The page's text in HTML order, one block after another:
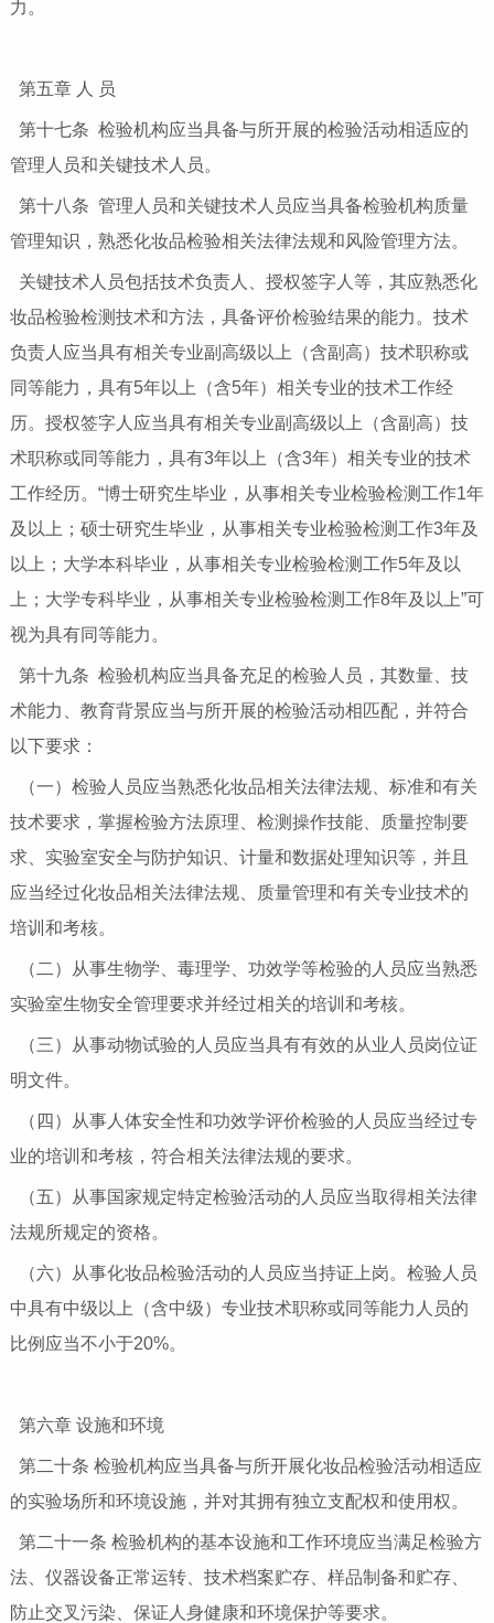
力。
第五章 人 员
第十七条 检验机构应当具备与所开展的检验活动相适应的
管理人员和关键技术人员。
第十八条 管理人员和关键技术人员应当具备检验机构质量
管理知识，熟悉化妆品检验相关法律法规和风险管理方法。
关键技术人员包括技术负责人、授权签字人等，其应熟悉化
妆品检验检测技术和方法，具备评价检验结果的能力。技术
负责人应当具有相关专业副高级以上（含副高）技术职称或
同等能力，具有5年以上（含5年）相关专业的技术工作经
历。授权签字人应当具有相关专业副高级以上（含副高）技
术职称或同等能力，具有3年以上（含3年）相关专业的技术
工作经历。“博士研究生毕业，从事相关专业检验检测工作1年
及以上；硕士研究生毕业，从事相关专业检验检测工作3年及
以上；大学本科毕业，从事相关专业检验检测工作5年及以
上；大学专科毕业，从事相关专业检验检测工作8年及以上”可
视为具有同等能力。
第十九条 检验机构应当具备充足的检验人员，其数量、技
术能力、教育背景应当与所开展的检验活动相匹配，并符合
以下要求：
（一）检验人员应当熟悉化妆品相关法律法规、标准和有关
技术要求，掌握检验方法原理、检测操作技能、质量控制要
求、实验室安全与防护知识、计量和数据处理知识等，并且
应当经过化妆品相关法律法规、质量管理和有关专业技术的
培训和考核。
（二）从事生物学、毒理学、功效学等检验的人员应当熟悉
实验室生物安全管理要求并经过相关的培训和考核。
（三）从事动物试验的人员应当具有有效的从业人员岗位证
明文件。
（四）从事人体安全性和功效学评价检验的人员应当经过专
业的培训和考核，符合相关法律法规的要求。
（五）从事国家规定特定检验活动的人员应当取得相关法律
法规所规定的资格。
（六）从事化妆品检验活动的人员应当持证上岗。检验人员
中具有中级以上（含中级）专业技术职称或同等能力人员的
比例应当不小于20%。
第六章 设施和环境
第二十条 检验机构应当具备与所开展化妆品检验活动相适应
的实验场所和环境设施，并对其拥有独立支配权和使用权。
第二十一条 检验机构的基本设施和工作环境应当满足检验方
法、仪器设备正常运转、技术档案贮存、样品制备和贮存、
防止交叉污染、保证人身健康和环境保护等要求。